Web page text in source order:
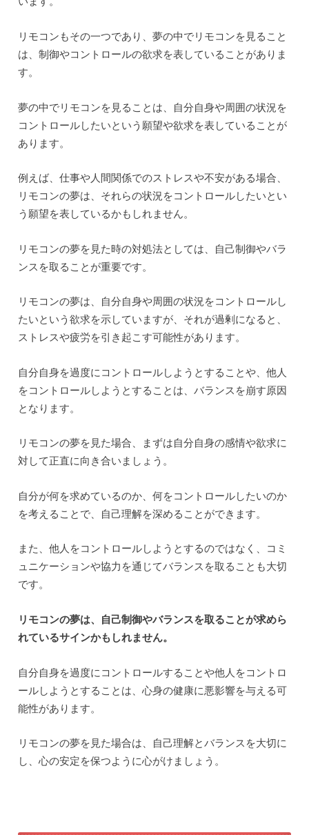
リモコンもその一つであり、夢の中でリモコンを見ること
は、制御やコントロールの欲求を表していることがありま
す。
夢の中でリモコンを見ることは、自分自身や周囲の状況を
コントロールしたいという願望や欲求を表していることが
あります。
例えば、仕事や人間関係でのストレスや不安がある場合、
リモコンの夢は、それらの状況をコントロールしたいとい
う願望を表しているかもしれません。
リモコンの夢を見た時の対処法としては、自己制御やバラ
ンスを取ることが重要です。
リモコンの夢は、自分自身や周囲の状況をコントロールし
たいという欲求を示していますが、それが過剰になると、
ストレスや疲労を引き起こす可能性があります。
自分自身を過度にコントロールしようとすることや、他人
をコントロールしようとすることは、バランスを崩す原因
となります。
リモコンの夢を見た場合、まずは自分自身の感情や欲求に
対して正直に向き合いましょう。
自分が何を求めているのか、何をコントロールしたいのか
を考えることで、自己理解を深めることができます。
また、他人をコントロールしようとするのではなく、コミ
ュニケーションや協力を通じてバランスを取ることも大切
です。
リモコンの夢は、自己制御やバランスを取ることが求めら
れているサインかもしれません。
自分自身を過度にコントロールすることや他人をコントロ
ールしようとすることは、心身の健康に悪影響を与える可
能性があります。
リモコンの夢を見た場合は、自己理解とバランスを大切に
し、心の安定を保つように心がけましょう。